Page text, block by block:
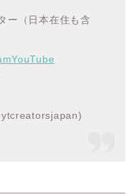
ー（日本在住も含